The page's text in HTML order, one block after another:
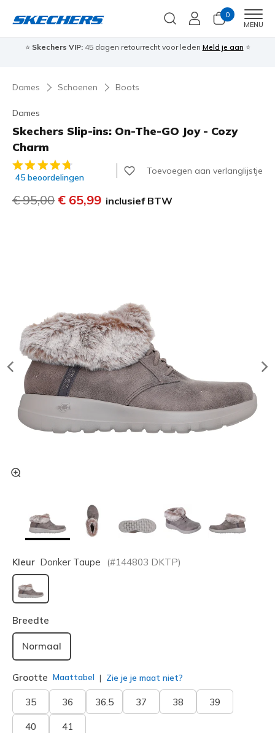
0
MENU
⭐ Skechers VIP:45 dagen retourrecht voor leden Meld je aan ⭐
Dames Schoenen Boots
Dames
Skechers Slip-ins: On-The-GO Joy - Cozy
Charm
5 van de 5 klantbeoordelingen
45 beoordelingen
Toevoegen aan verlanglijstje
Prijs verlaagd van
€ 95,00 naar
€ 65,99 inclusief BTW
Kleur Donker Taupe (#144803 DKTP)
geselecteerd
Breedte
Normaal
Grootte Maattabel Zie je je maat niet?
35 36 36.5 37 38 39
40 41